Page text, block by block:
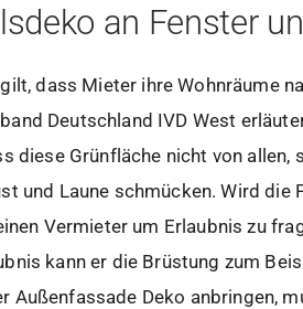
an Fenster
dass Mieter ihre Wohnräume
Deutschland IVD West
diese Grünfläche nicht von
und Laune schmücken. Wird
Vermieter um Erlaubnis zu
kann er die Brüstung zum
Außenfassade Deko anbringen,